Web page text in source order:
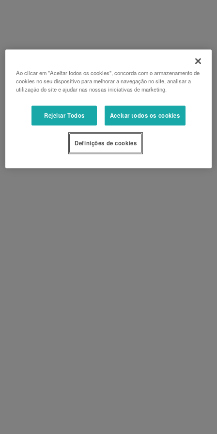
Ao clicar em "Aceitar todos os cookies", concorda com o armazenamento de
cookies no seu dispositivo para melhorar a navegação no site, analisar a
utilização do site e ajudar nas nossas iniciativas de marketing.
Rejeitar Todos Aceitar todos os cookies
Definições de cookies